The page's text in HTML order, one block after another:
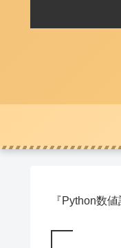
『Python数